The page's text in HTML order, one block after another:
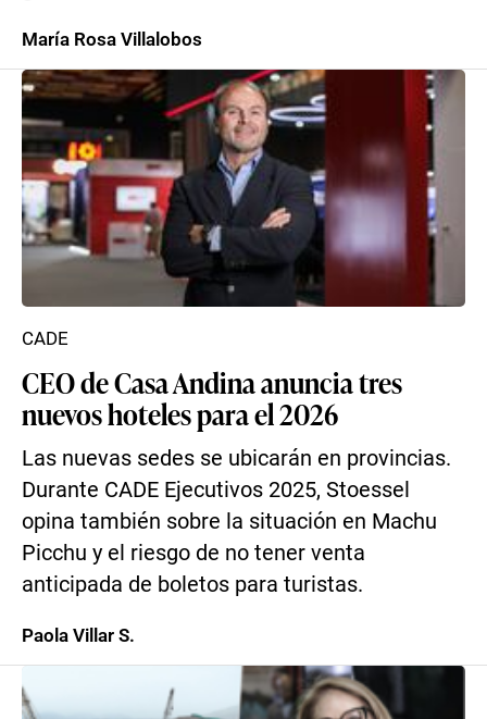
María Rosa Villalobos
CEO de Casa Andina anuncia tres
nuevos hoteles para el 2026
Las nuevas sedes se ubicarán en provincias.
Durante CADE Ejecutivos 2025, Stoessel
opina también sobre la situación en Machu
Picchu y el riesgo de no tener venta
anticipada de boletos para turistas.
CADE
Paola Villar S.